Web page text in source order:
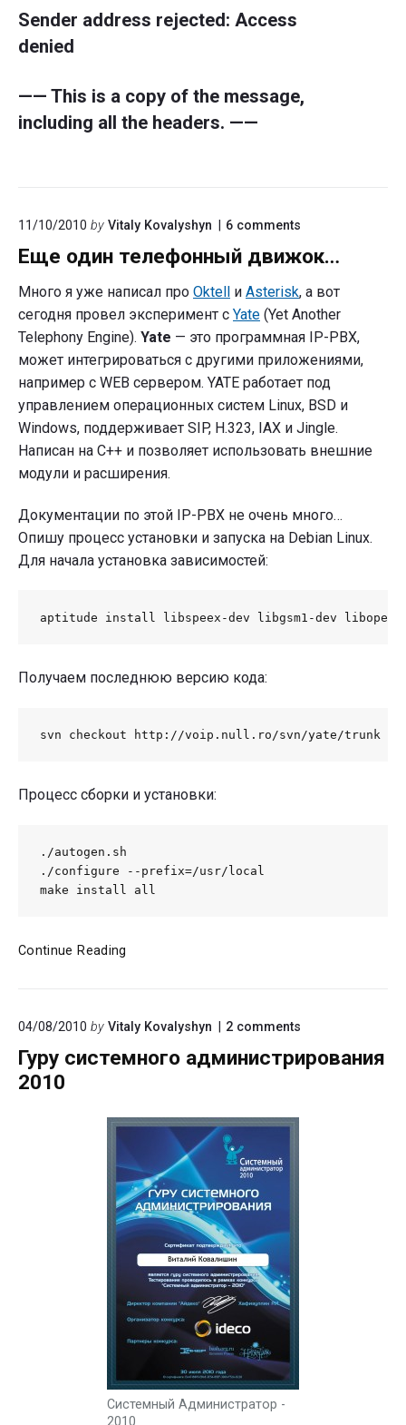
Sender address rejected: Access
denied
—— This is a copy of the message,
including all the headers. ——
11/10/2010 by Vitaly Kovalyshyn 6 comments
один
движок…"
Еще один телефонный движок…
Много я уже написал про Oktell и Asterisk, а вот
сегодня провел эксперимент с Yate (Yet Another
Telephony Engine). Yate — это программная IP-PBX,
может интегрироваться с другими приложениями,
например с WEB сервером. YATE работает под
управлением операционных систем Linux, BSD и
Windows, поддерживает SIP, H.323, IAX и Jingle.
Написан на C++ и позволяет использовать внешние
модули и расширения.
Документации по этой IP-PBX не очень много…
Опишу процесс установки и запуска на Debian Linux.
Для начала установка зависимостей:
aptitude install libspeex-dev libgsm1-dev
Получаем последнюю версию кода:
svn checkout http://voip.null.ro/svn/yate/trunk
Процесс сборки и установки:
./autogen.sh
./configure --prefix=/usr/local
make install all
Continue Reading
04/08/2010 by Vitaly Kovalyshyn 2 comments
системного
Гуру системного администрирования
2010
Системный Администратор -
2010